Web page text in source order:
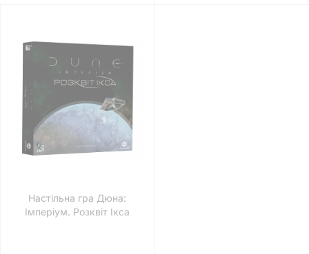
Настільна гра Дюна:
Імперіум. Розквіт Ікса